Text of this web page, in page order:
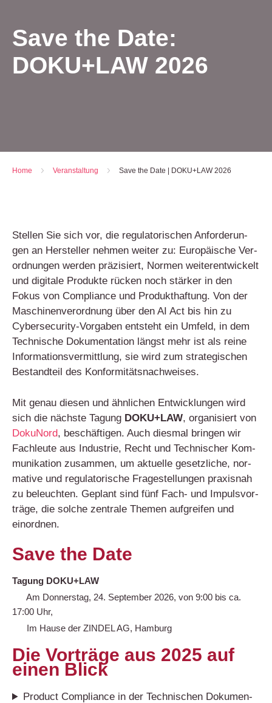
Save the Date:
DOKU+LAW 2026
Home - Ver­an­stal­tung - Save the Date | DOKU+LAW 2026
Stel­len Sie sich vor, die regu­la­to­ri­schen Anfor­de­run­
gen an Her­stel­ler neh­men wei­ter zu: Euro­päi­sche Ver­
ord­nun­gen wer­den prä­zi­siert, Nor­men wei­ter­ent­wi­ckelt
und digi­ta­le Pro­duk­te rücken noch stär­ker in den
Fokus von Com­pli­ance und Pro­dukt­haf­tung. Von der
Maschi­nen­ver­ord­nung über den AI Act bis hin zu
Cyber­se­cu­ri­ty-Vor­ga­ben ent­steht ein Umfeld, in dem
Tech­ni­sche Doku­men­ta­ti­on längst mehr ist als rei­ne
Infor­ma­ti­ons­ver­mitt­lung, sie wird zum stra­te­gi­schen
Bestand­teil des Konformitätsnachweises.
Mit genau die­sen und ähn­li­chen Ent­wick­lun­gen wird
sich die nächs­te Tagung DOKU+LAW, orga­ni­siert von
Doku­N­ord, beschäf­ti­gen. Auch dies­mal brin­gen wir
Fach­leu­te aus Indus­trie, Recht und Tech­ni­scher Kom­
mu­ni­ka­ti­on zusam­men, um aktu­el­le gesetz­li­che, nor­
ma­ti­ve und regu­la­to­ri­sche Fra­ge­stel­lun­gen pra­xis­nah
zu beleuch­ten. Geplant sind fünf Fach- und Impuls­vor­
trä­ge, die sol­che zen­tra­le The­men auf­grei­fen und
einordnen.
Save the Date
Tagung DOKU+LAW
Am Donnerstag, 24. September 2026, von 9:00 bis ca.
17:00 Uhr,
Im Hause der ZINDEL AG, Hamburg
Die Vorträge aus 2025 auf
einen Blick
Pro­duct Com­pli­ance in der Tech­ni­schen Doku­men­